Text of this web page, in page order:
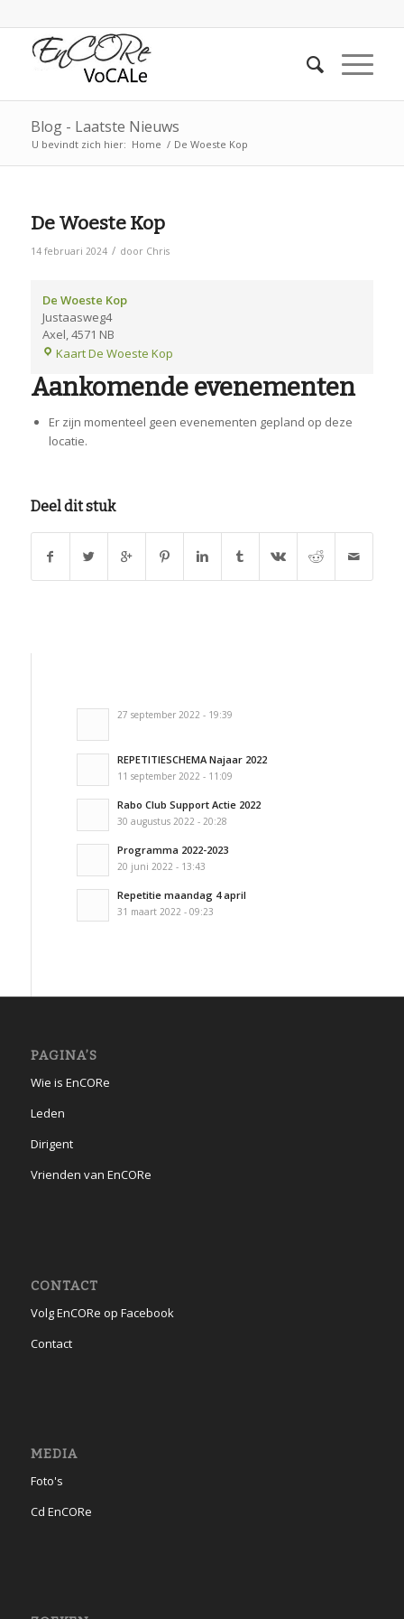
Blog - Laatste Nieuws
U bevindt zich hier: Home / De Woeste Kop
De Woeste Kop
14 februari 2024 / door Chris
De Woeste Kop
Justaasweg4
Axel,4571 NB
KaartDe Woeste Kop
Aankomende evenementen
Er zijn momenteel geen evenementen gepland op deze
locatie.
Deel dit stuk
27 september 2022 - 19:39
REPETITIESCHEMA Najaar 2022
11 september 2022 - 11:09
Rabo Club Support Actie 2022
30 augustus 2022 - 20:28
Programma 2022-2023
20 juni 2022 - 13:43
Repetitie maandag 4 april
31 maart 2022 - 09:23
PAGINA’S
Wie is EnCORe
Leden
Dirigent
Vrienden van EnCORe
CONTACT
Volg EnCORe op Facebook
Contact
MEDIA
Foto's
Cd EnCORe